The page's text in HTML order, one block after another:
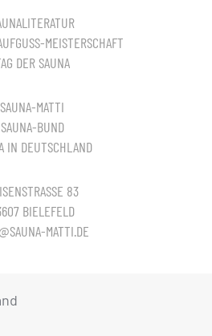
MEISTERSCHAFT
DER SAUNA
SAUNA-MATTI
SAUNA-BUND
IN DEUTSCHLAND
83
BIELEFELD
MATTI.DE